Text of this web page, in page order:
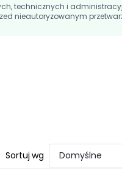
technicznych i
nieautoryzowanym
Sortuj wg Domyślne